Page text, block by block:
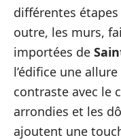
différentes étapes
outre, les murs,
importées de
l’édifice une
contraste avec le
arrondies et les
ajoutent une